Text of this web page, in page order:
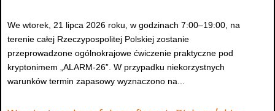
We wtorek, 21 lipca 2026 roku, w godzinach 7:00–19:00, na
terenie całej Rzeczypospolitej Polskiej zostanie
przeprowadzone ogólnokrajowe ćwiczenie praktyczne pod
kryptonimem „ALARM-26”. W przypadku niekorzystnych
warunków termin zapasowy wyznaczono na...